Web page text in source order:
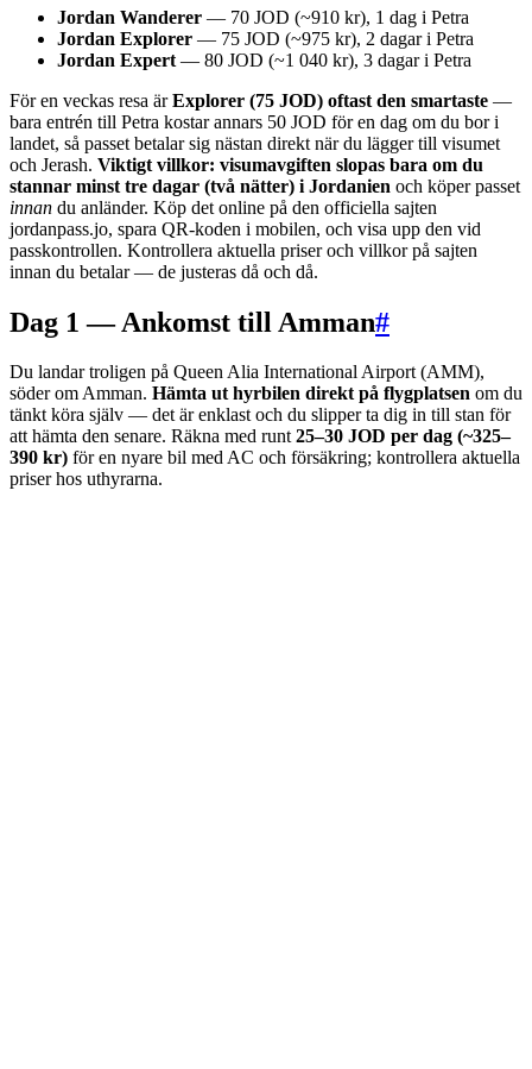
Jordan Wanderer — 70 JOD (~910 kr), 1 dag i Petra
Jordan Explorer — 75 JOD (~975 kr), 2 dagar i Petra
Jordan Expert — 80 JOD (~1 040 kr), 3 dagar i Petra
För en veckas resa ärExplorer (75 JOD) oftast den smartaste —
bara entrén till Petra kostar annars 50 JOD för en dag om du bor i
landet, så passet betalar sig nästan direkt när du lägger till visumet
och Jerash. Viktigt villkor: visumavgiften slopas bara om du
stannar minst tre dagar (två nätter) i Jordanien och köper passet
innan du anländer. Köp det online på den officiella sajten
jordanpass.jo, spara QR-koden i mobilen, och visa upp den vid
passkontrollen. Kontrollera aktuella priser och villkor på sajten
innan du betalar — de justeras då och då.
Dag 1 — Ankomst till Amman#
Du landar troligen på Queen Alia International Airport (AMM),
söder om Amman. Hämta ut hyrbilen direkt på flygplatsen om du
tänkt köra själv — det är enklast och du slipper ta dig in till stan för
att hämta den senare. Räkna med runt25–30 JOD per dag (~325–
390 kr) för en nyare bil med AC och försäkring; kontrollera aktuella
priser hos uthyrarna.